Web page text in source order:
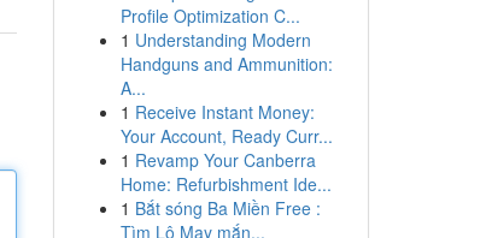
Profile Optimization C...
1 Understanding Modern
Handguns and Ammunition:
A...
1 Receive Instant Money:
Your Account, Ready Curr...
1 Revamp Your Canberra
Home: Refurbishment Ide...
1 Bắt sóng Ba Miền Free :
Tìm Lô May mắn...